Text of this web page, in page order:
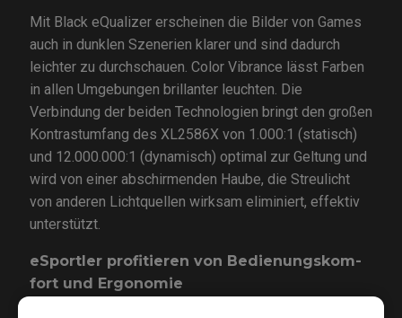
Mit Black eQualizer erscheinen die Bilder von Games
auch in dunklen Szenerien klarer und sind dadurch
leichter zu durchschauen. Color Vibrance lässt Farben
in allen Umgebungen brillanter leuchten. Die
Verbindung der beiden Technologien bringt den großen
Kontrastumfang des XL2586X von 1.000:1 (statisch)
und 12.000.000:1 (dynamisch) optimal zur Geltung und
wird von einer abschirmenden Haube, die Streulicht
von anderen Lichtquellen wirksam eliminiert, effektiv
unterstützt.
eSportler profitieren von Be­die­nungs­kom­
fort und Ergonomie